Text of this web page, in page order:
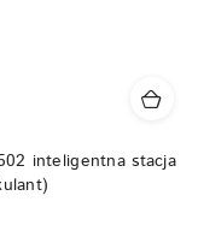
inteligentna stacja